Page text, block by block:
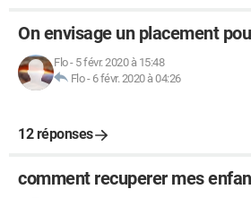
On envisage un placement
Flo- 5 févr. 2020 à 15:48
Flo- 6 févr. 2020 à 04:26
12 réponses
comment recuperer mes